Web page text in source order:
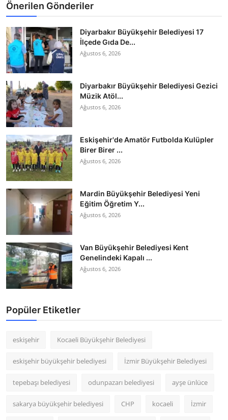
Önerilen Gönderiler
Diyarbakır Büyükşehir Belediyesi 17
İlçede Gıda De...
Ağustos 6, 2026
Diyarbakır Büyükşehir Belediyesi Gezici
Müzik Atöl...
Ağustos 6, 2026
Eskişehir'de Amatör Futbolda Kulüpler
Birer Birer ...
Ağustos 6, 2026
Mardin Büyükşehir Belediyesi Yeni
Eğitim Öğretim Y...
Ağustos 6, 2026
Van Büyükşehir Belediyesi Kent
Genelindeki Kapalı ...
Ağustos 6, 2026
Popüler Etiketler
eskişehir Kocaeli Büyükşehir Belediyesi
eskişehir büyükşehir belediyesi İzmir Büyükşehir Belediyesi
tepebaşı belediyesi odunpazarı belediyesi ayşe ünlüce
sakarya büyükşehir belediyesi CHP kocaeli İzmir